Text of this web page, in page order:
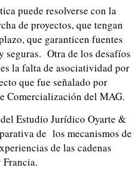
puede resolverse con la
de proyectos, que tengan
que garanticen fuentes
seguras. Otra de los desafíos
la falta de asociatividad por
que fue señalado por
Comercialización del MAG.
Estudio Jurídico Oyarte &
de los mecanismos de
de las cadenas